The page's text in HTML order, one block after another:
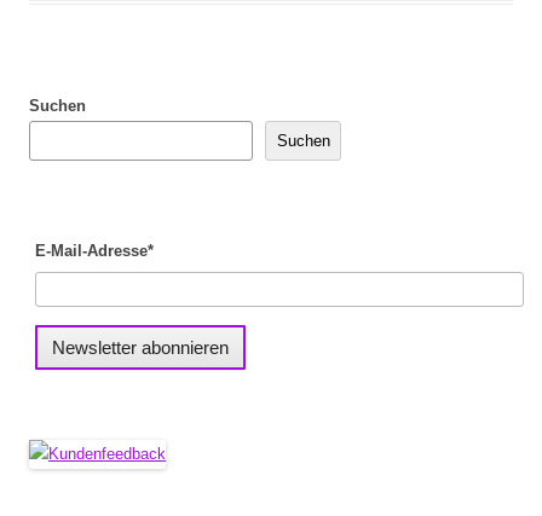
Suchen
Suchen
E-Mail-Adresse*